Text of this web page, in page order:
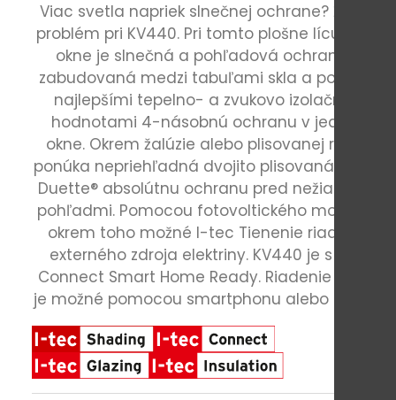
Viac svetla napriek slnečnej ochrane? Žiadny
problém pri KV440. Pri tomto plošne lícujúcom
okne je slnečná a pohľadová ochrana už
zabudovaná medzi tabuľami skla a ponúka s
najlepšími tepelno- a zvukovo izolačnými
hodnotami 4-násobnú ochranu v jednom
okne. Okrem žalúzie alebo plisovanej roletky
ponúka nepriehľadná dvojito plisovaná roletka
Duette® absolútnu ochranu pred nežiadúcimi
pohľadmi. Pomocou fotovoltického modulu je
okrem toho možné I-tec Tienenie riadiť bez
externého zdroja elektriny. KV440 je s I-tec
Connect Smart Home Ready. Riadenie žalúzie
je možné pomocou smartphonu alebo tabletu.